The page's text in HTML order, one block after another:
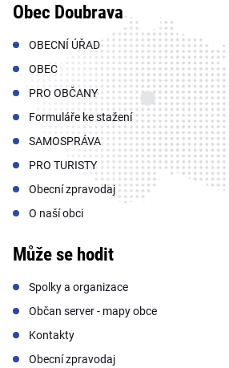
Obec Doubrava
OBECNÍ ÚŘAD
OBEC
PRO OBČANY
Formuláře ke stažení
SAMOSPRÁVA
PRO TURISTY
Obecní zpravodaj
O naší obci
Může se hodit
Spolky a organizace
Občan server - mapy obce
Kontakty
Obecní zpravodaj